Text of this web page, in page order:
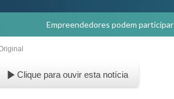
Empreendedores podem
Clique para ouvir esta notícia